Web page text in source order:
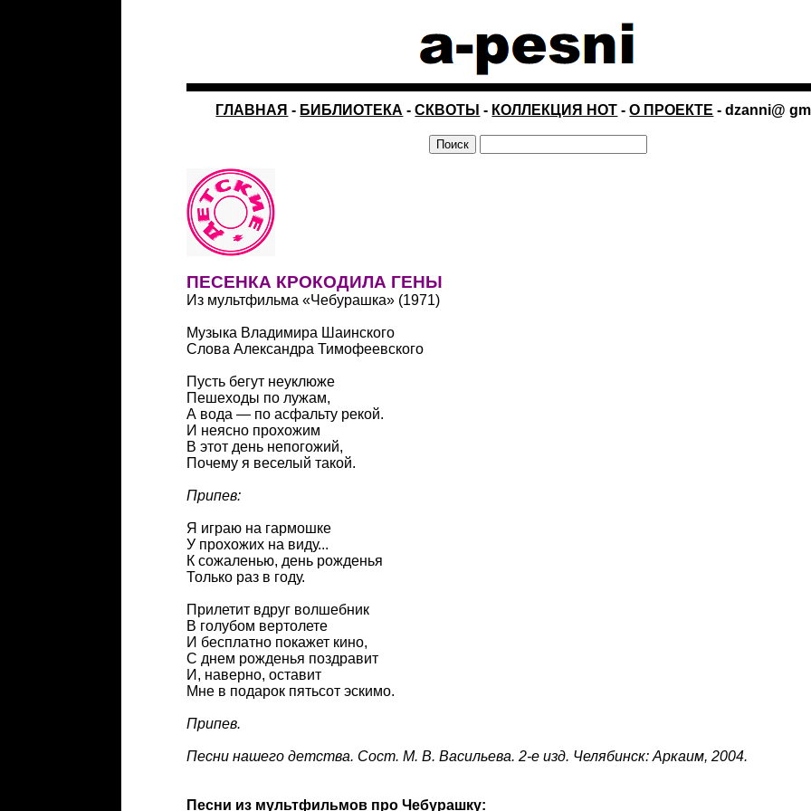
ГЛАВНАЯ - БИБЛИОТЕКА -СКВОТЫ - КОЛЛЕКЦИЯ НОТ -О ПРОЕКТЕ - dzanni@
ПЕСЕНКА КРОКОДИЛА ГЕНЫ
Из мультфильма «Чебурашка» (1971)
Музыка Владимира Шаинского
Слова Александра Тимофеевского
Пусть бегут неуклюже
Пешеходы по лужам,
А вода — по асфальту рекой.
И неясно прохожим
В этот день непогожий,
Почему я веселый такой.
Припев:
Я играю на гармошке
У прохожих на виду...
К сожаленью, день рожденья
Только раз в году.
Прилетит вдруг волшебник
В голубом вертолете
И бесплатно покажет кино,
С днем рожденья поздравит
И, наверно, оставит
Мне в подарок пятьсот эскимо.
Припев.
Песни нашего детства. Сост. М. В. Васильева. 2-е изд. Челябинск: Аркаим, 2004.
Песни из мультфильмов про Чебурашку: